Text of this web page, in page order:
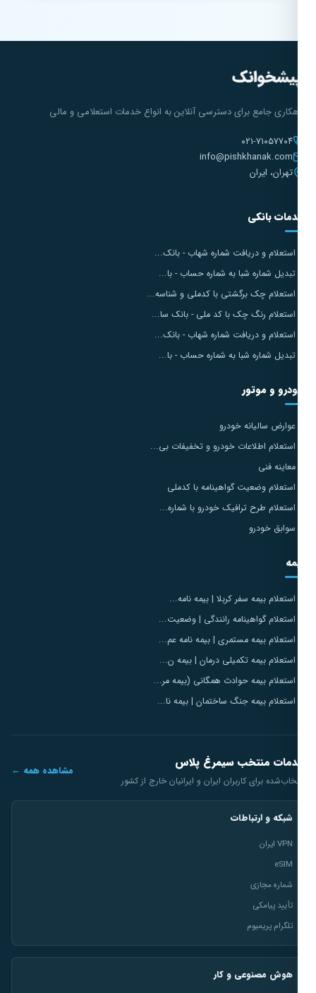
جامع برای دسترسی آنلاین به انواع خدمات استعلامی و مالی
۰۲۱-۷۱۰۵۷۷۰۴
info@pishkhanak.com
تهران، ایران
بانکی
استعلام و دریافت شماره شهاب - بانک...
تبدیل شماره شبا به شماره حساب - با...
استعلام چک برگشتی با کدملی و شناسه...
استعلام رنگ چک با کد ملی - بانک سا...
استعلام و دریافت شماره شهاب - بانک...
تبدیل شماره شبا به شماره حساب - با...
و موتور
عوارض سالیانه خودرو
استعلام اطلاعات خودرو و تخفیفات بی...
معاینه فنی
استعلام وضعیت گواهینامه با کدملی
استعلام طرح ترافیک خودرو با شماره...
سوابق خودرو
استعلام بیمه سفر کربلا | بیمه نامه...
استعلام گواهینامه رانندگی | وضعیت...
استعلام بیمه مستمری | بیمه نامه عم...
استعلام بیمه تکمیلی درمان | بیمه ن...
استعلام بیمه حوادث همگانی (بیمه مر...
استعلام بیمه جنگ ساختمان | بیمه نا...
منتخب سیمرغ پلاس
برای کاربران ایران و ایرانیان خارج از کشور
مشاهده همه ←
شبکه و ارتباطات
شماره مجازی
تأیید پیامکی
تلگرام پریمیوم
هوش مصنوعی و کار